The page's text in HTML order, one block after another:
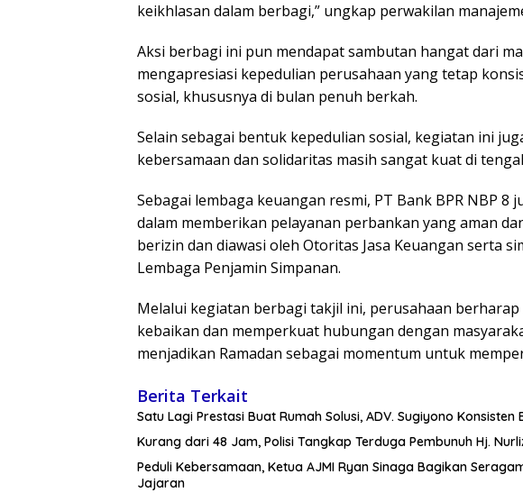
keikhlasan dalam berbagi,” ungkap perwakilan
Aksi berbagi ini pun mendapat sambutan hangat dari
mengapresiasi kepedulian perusahaan yang tetap
sosial, khususnya di bulan penuh berkah.
Selain sebagai bentuk kepedulian sosial, kegiatan ini
kebersamaan dan solidaritas masih sangat kuat di
Sebagai lembaga keuangan resmi, PT Bank BPR NBP 8
dalam memberikan pelayanan perbankan yang aman
berizin dan diawasi oleh Otoritas Jasa Keuangan serta
Lembaga Penjamin Simpanan.
Melalui kegiatan berbagi takjil ini, perusahaan
kebaikan dan memperkuat hubungan dengan
menjadikan Ramadan sebagai momentum untuk
Berita Terkait
Satu Lagi Prestasi Buat Rumah Solusi, ADV. Sugiyono
Kurang dari 48 Jam, Polisi Tangkap Terduga Pembunuh Hj.
Peduli Kebersamaan, Ketua AJMI Ryan Sinaga Bagikan
Jajaran